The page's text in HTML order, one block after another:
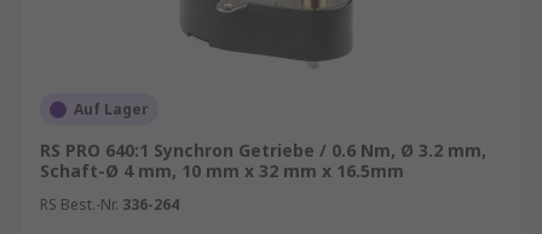
Auf Lager
RS PRO 640:1 Synchron Getriebe / 0.6 Nm, Ø 3.2 mm,
Schaft-Ø 4 mm, 10 mm x 32 mm x 16.5mm
RS Best.-Nr. 336-264